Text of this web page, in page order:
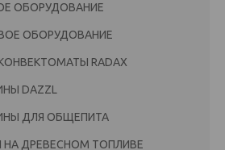
ОБОРУДОВАНИЕ
ОБОРУДОВАНИЕ
RADAX
DAZZL
ДЛЯ ОБЩЕПИТА
НА ДРЕВЕСНОМ ТОПЛИВЕ